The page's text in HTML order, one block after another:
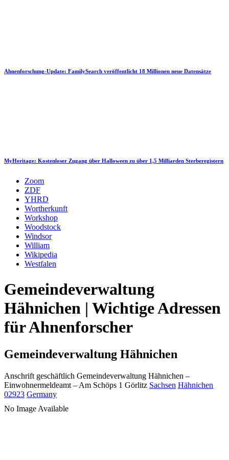
Ahnenforschung-Update: FamilySearch veröffentlicht 18 Millionen neue Datensätze
MyHeritage: Kostenloser Zugang über Halloween zu über 1,5 Milliarden Sterberegistern
Zoom
ZDF
YHRD
Wortherkunft
Workshop
Woodstock
Windsor
William
Wikipedia
Westfalen
Gemeindeverwaltung
Hähnichen | Wichtige Adressen
für Ahnenforscher
Gemeindeverwaltung Hähnichen
Anschrift geschäftlich Gemeindeverwaltung Hähnichen –
Einwohnermeldeamt – Am Schöps 1 Görlitz Sachsen Hähnichen
02923 Germany
No Image Available